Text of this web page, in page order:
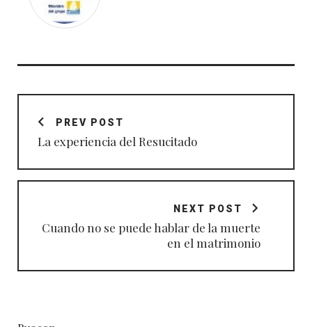
Navegación
entradasPREV POST
La experiencia del Resucitado
NEXT POST
Cuando no se puede hablar de la muerte
en el matrimonio